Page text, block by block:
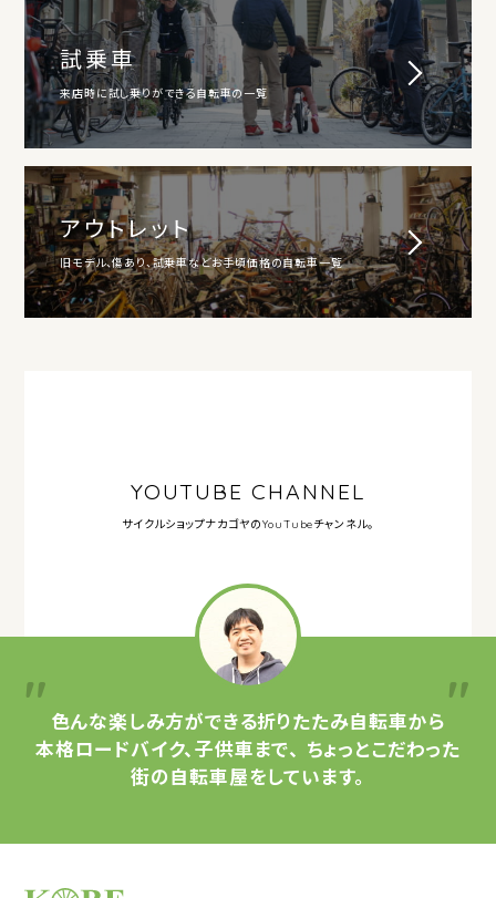
試乗車
来店時に試し乗りができる自転車の一覧
アウトレット
旧モデル、傷あり、試乗車などお手頃価格の自転車一覧
YOUTUBE CHANNEL
サイクルショップナカゴヤのYouTubeチャンネル。
色んな楽しみ方ができる折りたたみ自転車から
本格ロードバイク、子供車まで、 ちょっとこだわった
街の自転車屋をしています。